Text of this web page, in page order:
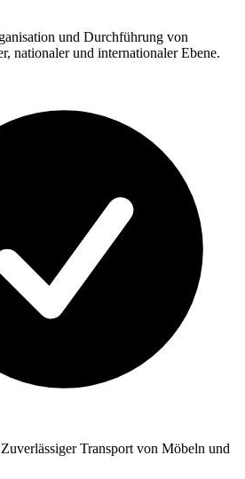
und Durchführung von
nationaler und internationaler Ebene.
Transport von Möbeln und